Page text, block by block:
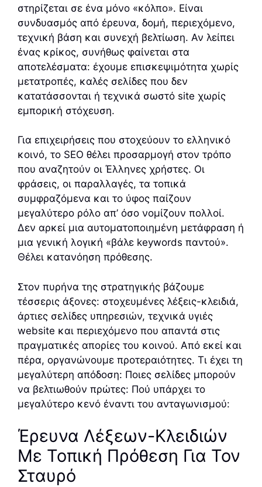
στηρίζεται σε ένα μόνο «κόλπο». Είναι
συνδυασμός από έρευνα, δομή, περιεχόμενο,
τεχνική βάση και συνεχή βελτίωση. Αν λείπει
ένας κρίκος, συνήθως φαίνεται στα
αποτελέσματα: έχουμε επισκεψιμότητα χωρίς
μετατροπές, καλές σελίδες που δεν
κατατάσσονται ή τεχνικά σωστό site χωρίς
εμπορική στόχευση.
Για επιχειρήσεις που στοχεύουν το ελληνικό
κοινό, το SEO θέλει προσαρμογή στον τρόπο
που αναζητούν οι Έλληνες χρήστες. Οι
φράσεις, οι παραλλαγές, τα τοπικά
συμφραζόμενα και το ύφος παίζουν
μεγαλύτερο ρόλο απ’ όσο νομίζουν πολλοί.
Δεν αρκεί μια αυτοματοποιημένη μετάφραση ή
μια γενική λογική «βάλε keywords παντού».
Θέλει κατανόηση πρόθεσης.
Στον πυρήνα της στρατηγικής βάζουμε
τέσσερις άξονες: στοχευμένες λέξεις-κλειδιά,
άρτιες σελίδες υπηρεσιών, τεχνικά υγιές
website και περιεχόμενο που απαντά στις
πραγματικές απορίες του κοινού. Από εκεί και
πέρα, οργανώνουμε προτεραιότητες. Τι έχει τη
μεγαλύτερη απόδοση: Ποιες σελίδες μπορούν
να βελτιωθούν πρώτες: Πού υπάρχει το
μεγαλύτερο κενό έναντι του ανταγωνισμού:
Έρευνα Λέξεων-Κλειδιών
Με Τοπική Πρόθεση Για Τον
Σταυρό